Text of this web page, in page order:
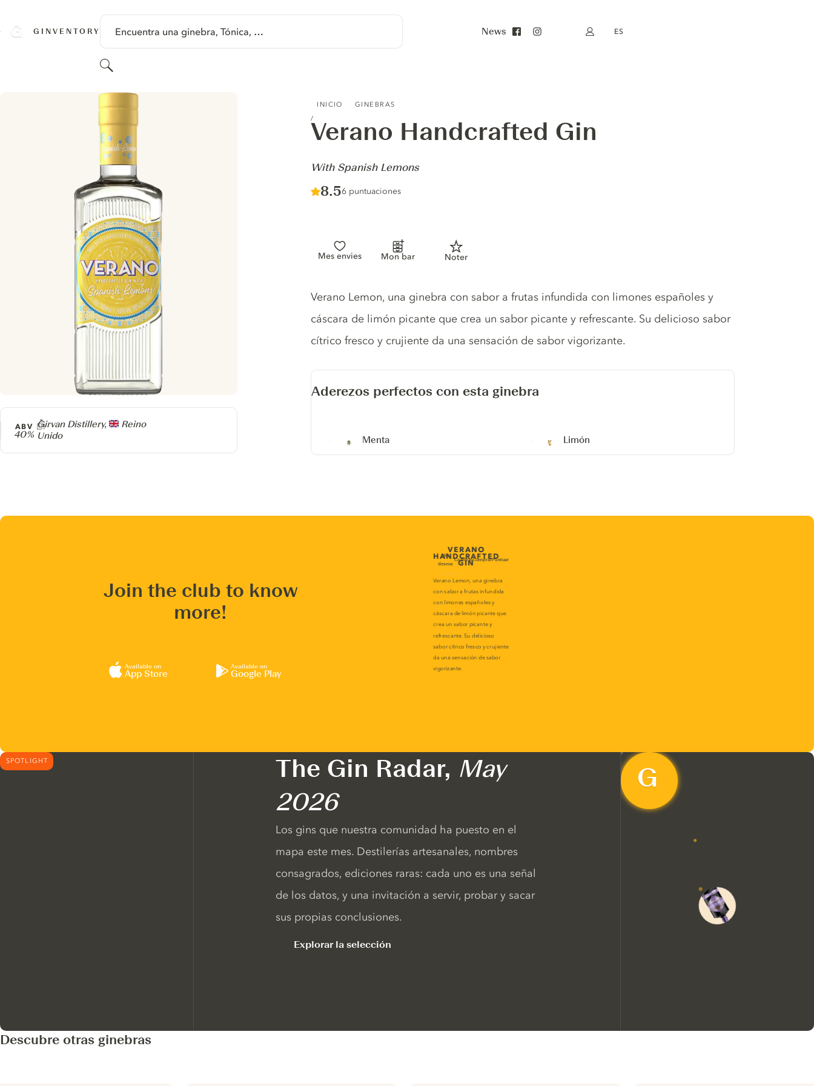
GINVENTORY Encuentra una ginebra, Tónica, …
Buscar
News Mi cuenta
ES
INICIO GINEBRAS
Verano Handcrafted Gin
-
With Spanish Lemons
Score :
8.5/ 10
6 puntuaciones
Mes envies Mon bar Noter
Producer
Girvan Distillery,
Reino
Unido
ABV
40%
Gin description
Verano Lemon, una ginebra con sabor a frutas infundida con limones españoles y
cáscara de limón picante que crea un sabor picante y refrescante. Su delicioso sabor
cítrico fresco y crujiente da una sensación de sabor vigorizante.
Aderezos perfectos con esta ginebra
Menta Limón
Join the club to know
more!
Available on
App Store
Available on
Google Play
SPOTLIGHT The Gin Radar, May
2026
Los gins que nuestra comunidad ha puesto en el
mapa este mes. Destilerías artesanales, nombres
consagrados, ediciones raras: cada uno es una señal
de los datos, y una invitación a servir, probar y sacar
sus propias conclusiones.
Explorar la selección
Descubre otras ginebras